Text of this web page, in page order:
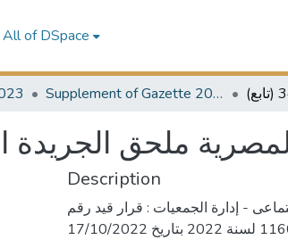
All of DSpace
Supplement of Gazette 2023
ملحق الجريدة
Description
- إدارة الجمعيات : قرار قيد رقم
بتاريخ 17/10/2022